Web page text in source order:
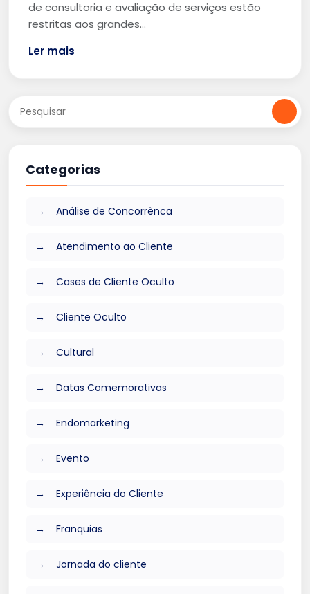
de consultoria e avaliação de serviços estão
restritas aos grandes…
Ler mais
Categorias
Análise de Concorrênca
Atendimento ao Cliente
Cases de Cliente Oculto
Cliente Oculto
Cultural
Datas Comemorativas
Endomarketing
Evento
Experiência do Cliente
Franquias
Jornada do cliente